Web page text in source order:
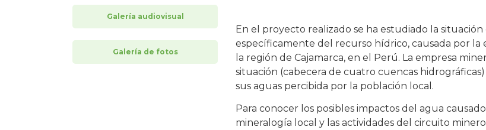
Galería audiovisual
Galería de fotos
En el proyecto realizado se ha estudiado la
específicamente del recurso hídrico, causada por la
la región de Cajamarca, en el Perú. La empresa
situación (cabecera de cuatro cuencas
sus aguas percibida por la población local.
Para conocer los posibles impactos del agua
mineralogía local y las actividades del circuito